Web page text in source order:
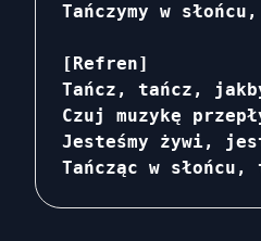
Tańczymy w
[Refren]
Tańcz, tańcz,
Czuj muzykę
Jesteśmy żywi,
Tańcząc w słońcu,